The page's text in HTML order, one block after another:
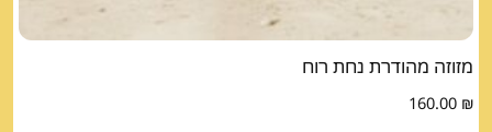
מזוזה מהודרת נחת רוח
160.00 ₪